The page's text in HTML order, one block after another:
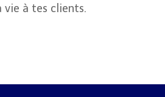
à tes clients.